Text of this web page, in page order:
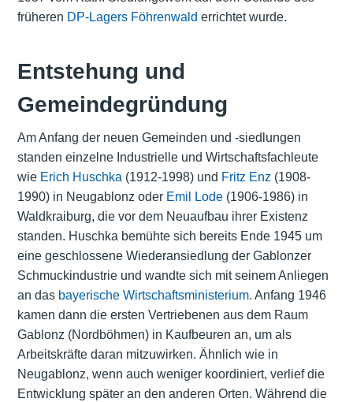
früheren DP-Lagers Föhrenwald errichtet wurde.
Entstehung und
Gemeindegründung
Am Anfang der neuen Gemeinden und -siedlungen
standen einzelne Industrielle und Wirtschaftsfachleute
wie Erich Huschka (1912-1998) und Fritz Enz (1908-
1990) in Neugablonz oder Emil Lode(1906-1986) in
Waldkraiburg, die vor dem Neuaufbau ihrer Existenz
standen. Huschka bemühte sich bereits Ende 1945 um
eine geschlossene Wiederansiedlung der Gablonzer
Schmuckindustrie und wandte sich mit seinem Anliegen
an das bayerische Wirtschaftsministerium. Anfang 1946
kamen dann die ersten Vertriebenen aus dem Raum
Gablonz (Nordböhmen) in Kaufbeuren an, um als
Arbeitskräfte daran mitzuwirken. Ähnlich wie in
Neugablonz, wenn auch weniger koordiniert, verlief die
Entwicklung später an den anderen Orten. Während die